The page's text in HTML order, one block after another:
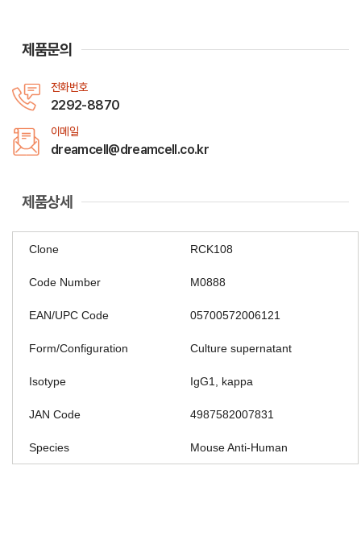
제품문의
전화번호
2292-8870
이메일
dreamcell@dreamcell.co.kr
제품상세
Clone RCK108
Code Number M0888
EAN/UPC Code 05700572006121
Form/Configuration Culture supernatant
Isotype IgG1, kappa
JAN Code 4987582007831
Species Mouse Anti-Human